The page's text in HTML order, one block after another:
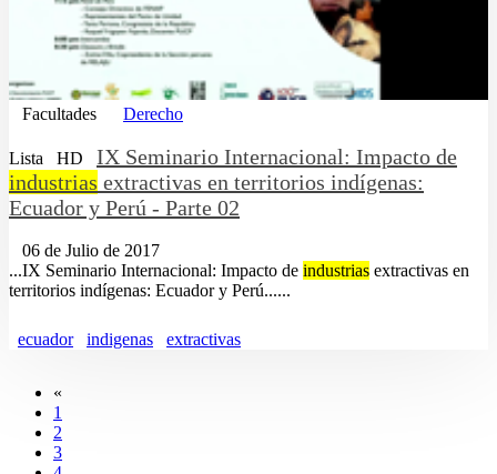
Facultades Derecho
Lista HD
IX Seminario Internacional: Impacto de
industrias extractivas en territorios indígenas:
Ecuador y Perú - Parte 02
06 de Julio de 2017
...IX Seminario Internacional: Impacto de industrias extractivas en
territorios indígenas: Ecuador y Perú......
ecuador indigenas extractivas
«
1
2
3